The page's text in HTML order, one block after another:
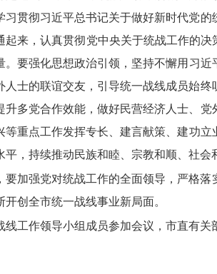
习贯彻习近平总书记关于做好新时代党的
起来，认真贯彻党中央关于统战工作的决
要强化思想政治引领， 坚持不懈用习近
人士的联谊交友， 引导统一战线成员始终
升多党合作效能，做好民营经济人士、 党
等重点工作发挥专长、建言献策、建功立
， 持续推动民族和睦、 宗教和顺、 社会
要加强党对统战工作的全面领导， 严格落
开创全市统一战线事业新局面。
线工作领导小组成员参加会议， 市直有关